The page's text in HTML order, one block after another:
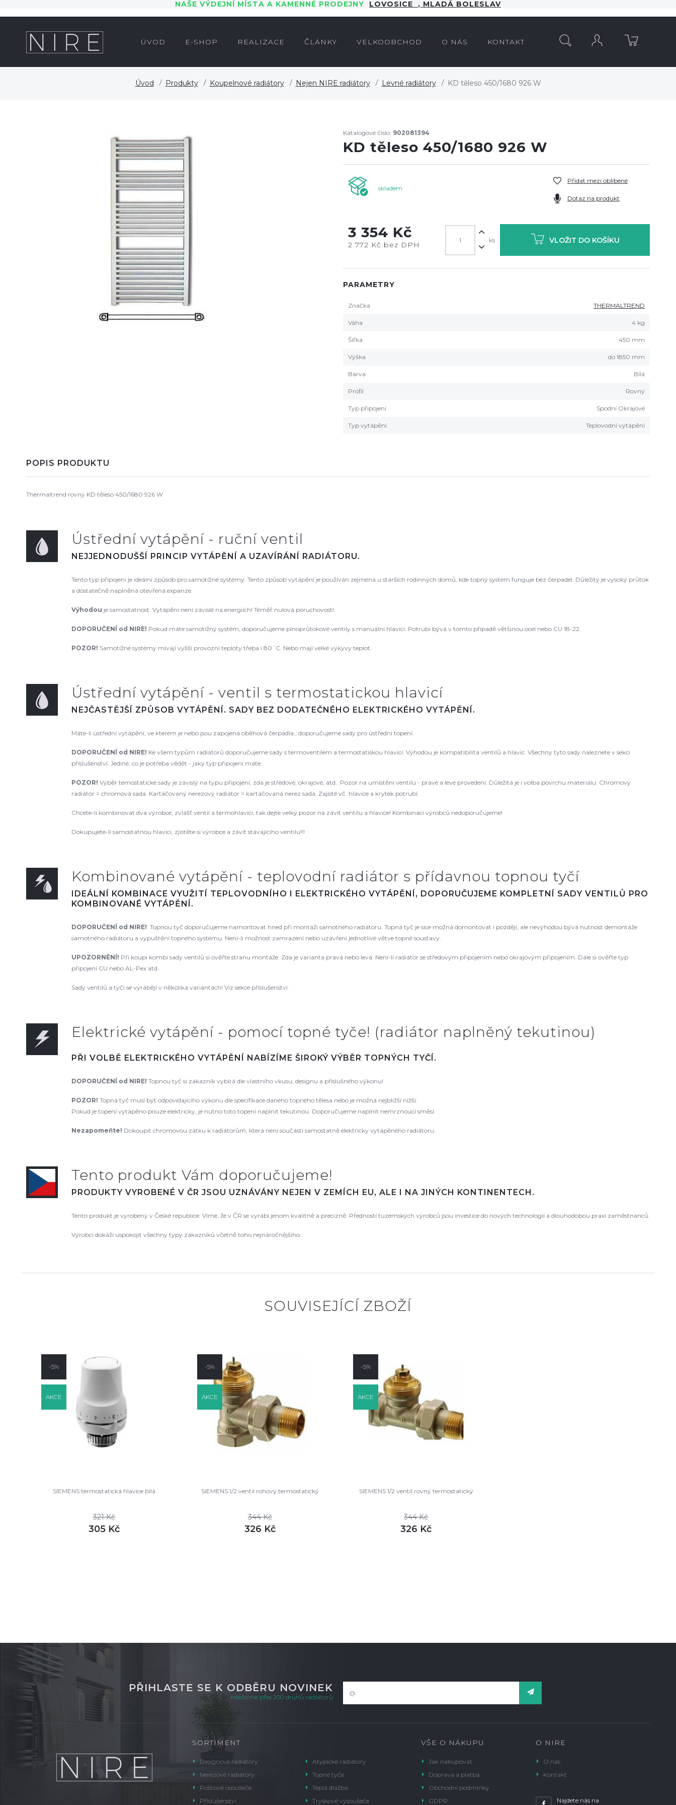
NAŠE VÝDEJNÍ MÍSTA A KAMENNÉ PRODEJNY LOVOSICE , MLADÁ BOLESLAV
ÚVOD E-SHOP REALIZACE ČLÁNKY VELKOOBCHOD O NÁS KONTAKT
Úvod Produkty Koupelnové radiátory Nejen NIRE radiátory Levné radiátory KD těleso 450/1680 926 W
Katalogové číslo: 902081394
KD těleso 450/1680 926 W
skladem
Přidat mezi oblíbené
Dotaz na produkt
3 354 Kč
2 772 Kč bez DPH
ks VLOŽIT DO KOŠÍKU
PARAMETRY
Značka THERMALTREND
Váha 4 kg
Šířka 450 mm
Výška do 1850 mm
Barva Bílá
Profil Rovný
Typ připojení Spodní Okrajové
Typ vytápění Teplovodní vytápění
POPIS PRODUKTU
Thermaltrend rovný KD těleso 450/1680 926 W
Ústřední vytápění - ruční ventil
NEJJEDNODUŠŠÍ PRINCIP VYTÁPĚNÍ A UZAVÍRÁNÍ RADIÁTORU.
Tento typ připojení je ideální způsob pro samotížné systémy. Tento způsob vytápění je používán zejména u starších rodinných domů, kde topný systém funguje bez čerpadel. Důležitý je vysoký průtok
a dostatečně naplněná otevřená expanze.
Výhodou je samostatnost. Vytápění není závislé na energiích! Téměř nulová poruchovost!
DOPORUČENÍ od NIRE! Pokud máte samotížný systém, doporučujeme plnoprůtokové ventily s manuální hlavicí. Potrubí bývá v tomto případě většinou ocel nebo CU 18-22.
POZOR! Samotížné systémy mívají vyšší provozní teploty třeba i 80´C. Nebo mají velké výkyvy teplot.
Ústřední vytápění - ventil s termostatickou hlavicí
NEJČASTĚJŠÍ ZPŮSOB VYTÁPĚNÍ. SADY BEZ DODATEČNÉHO ELEKTRICKÉHO VYTÁPĚNÍ.
Máte-li ústřední vytápění, ve kterém je nebo jsou zapojena oběhová čerpadla., doporučujeme sady pro ústřední topení.
DOPORUČENÍ od NIRE! Ke všem typům radiátorů doporučujeme sady s termoventilem a termostatiskou hlavicí. Výhodou je kompatibilita ventilů a hlavic. Všechny tyto sady naleznete v sekci
příslušenství. Jediné, co je potřeba vědět - jaký typ připojení máte.
POZOR! Výběr temostatické sady je závislý na typu připojení, zda je středové, okrajové, atd.. Pozor na umístění ventilu - pravé a levé provedení. Důležitá je i volba povrchu materiálu. Chromový
radiátor = chromová sada. Kartáčovaný nerezový radiátor = kartáčovaná nerez sada. Zajisté vč. hlavice a krytek potrubí.
Chcete-li kombinovat dva výrobce, zvlášť ventil a termohlavici, tak dejte velký pozor na závit ventilu a hlavice! Kombinaci výrobců nedoporučujeme!
Dokupujete-li samostatnou hlavici, zjistěte si výrobce a závit stávajícího ventilu!!!
Kombinované vytápění - teplovodní radiátor s přídavnou topnou tyčí
IDEÁLNÍ KOMBINACE VYUŽITÍ TEPLOVODNÍHO I ELEKTRICKÉHO VYTÁPĚNÍ, DOPORUČUJEME KOMPLETNÍ SADY VENTILŮ PRO
KOMBINOVANÉ VYTÁPĚNÍ.
DOPORUČENÍ od NIRE! Topnou tyč doporučujeme namontovat hned při montáži samotného radiátoru. Topná tyč je sice možná domontovat i později, ale nevýhodou bývá nutnost demontáže
samotného radiátoru a vypuštění topného systému. Není-li možnost zamrazení nebo uzavření jednotlivé větve topné soustavy.
UPOZORNĚNÍ! Při koupi kombi sady ventilů si ověřte stranu montáže. Zda je varianta pravá nebo levá. Není-li radiátor se středovým připojením nebo okrajovým připojením. Dále si ověřte typ
připojení CU nebo AL-Pex atd.
Sady ventilů a tyčí se vyrábějí v několika variantách! Viz sekce příslušenství.
Elektrické vytápění - pomocí topné tyče! (radiátor naplněný tekutinou)
PŘI VOLBĚ ELEKTRICKÉHO VYTÁPĚNÍ NABÍZÍME ŠIROKÝ VÝBĚR TOPNÝCH TYČÍ.
DOPORUČENÍ od NIRE! Topnou tyč si zákazník vybírá dle vlastního vkusu, designu a příslušného výkonu!
POZOR! Topná tyč musí být odpovídajícího výkonu dle specifikace daného topného tělesa nebo je možná nejbližší nižší.
Pokud je topení vytápěno pouze elektricky, je nutno toto topení naplnit tekutinou. Doporučujeme naplnit nemrznoucí směsí.
Nezapomeňte! Dokoupit chromovou zátku k radiátorům, která není součástí samostatně elektricky vytápěného radiátoru.
Tento produkt Vám doporučujeme!
PRODUKTY VYROBENÉ V ČR JSOU UZNÁVÁNY NEJEN V ZEMÍCH EU, ALE I NA JINÝCH KONTINENTECH.
Tento produkt je vyrobený v České republice. Víme, že v ČR se vyrábí jenom kvalitně a precizně. Předností tuzemských výrobců jsou investice do nových technologií a dlouhodobou praxí zaměstnanců.
Výrobci dokáží uspokojit všechny typy zákazníků včetně toho nejnáročnějšího.
SOUVISEJÍCÍ ZBOŽÍ
-5%
AKCE
SIEMENS termostatická hlavice bílá
321 Kč
305 Kč
-5%
AKCE
SIEMENS 1/2 ventil rohový termostatický
344 Kč
326 Kč
-5%
AKCE
SIEMENS 1/2 ventil rovný termostatický
344 Kč
326 Kč
PŘIHLASTE SE K ODBĚRU NOVINEK
nabízíme přes 200 druhů radiátorů
SORTIMENT
Designové radiátory
Nerezové radiátory
Policové osoušeče
Příslušenství
Atypické radiátory
Topné tyče
Teplá dlažba
Tryskové vysoušeče
VŠE O NÁKUPU
Jak nakupovat
Doprava a platba
Obchodní podmínky
GDPR
O NIRE
O nás
Kontakt
Najdete nás na